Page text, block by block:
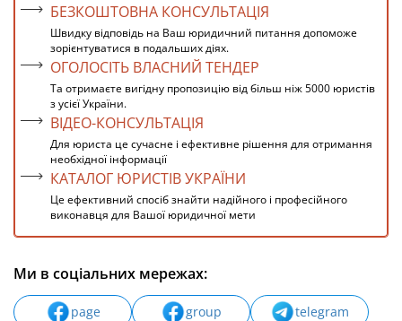
БЕЗКОШТОВНА КОНСУЛЬТАЦІЯ
Швидку відповідь на Ваш юридичний питання допоможе
зорієнтуватися в подальших діях.
ОГОЛОСІТЬ ВЛАСНИЙ ТЕНДЕР
Та отримаєте вигідну пропозицію від більш ніж 5000 юристів
з усієї України.
ВІДЕО-КОНСУЛЬТАЦІЯ
Для юриста це сучасне і ефективне рішення для отримання
необхідної інформації
КАТАЛОГ ЮРИСТІВ УКРАЇНИ
Це ефективний спосіб знайти надійного і професійного
виконавця для Вашої юридичної мети
Ми в соціальних мережах:
page group
telegram